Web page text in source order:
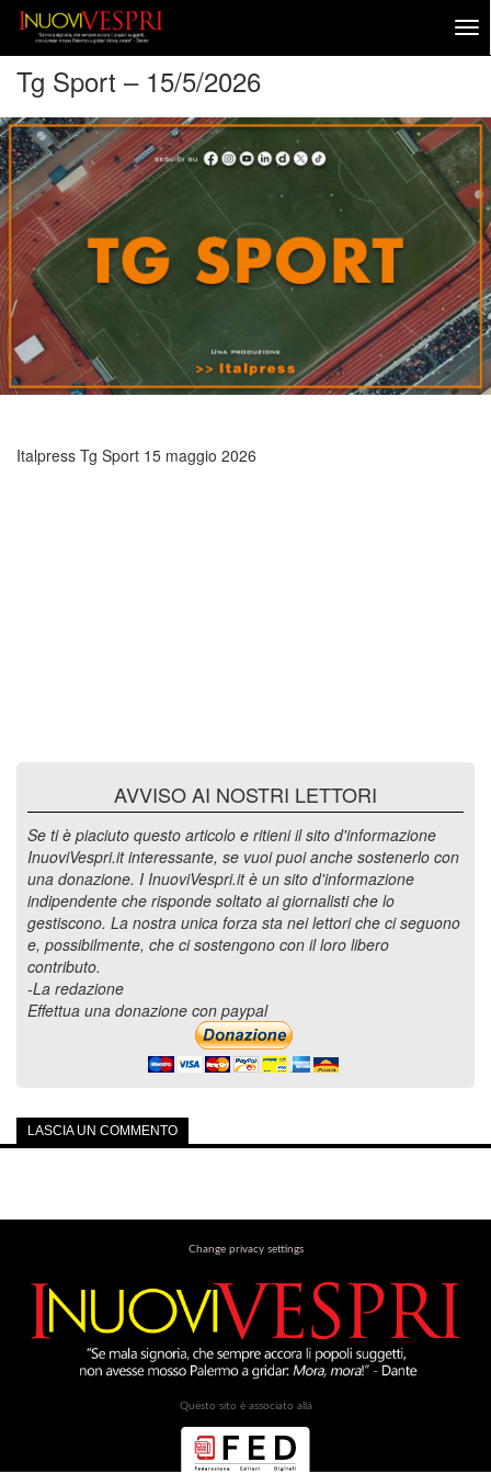
Tg Sport – 15/5/2026
Italpress Tg Sport 15 maggio 2026
AVVISO AI NOSTRI LETTORI
Se ti è piaciuto questo articolo e ritieni il sito d'informazione
InuoviVespri.it interessante, se vuoi puoi anche sostenerlo con
una donazione. I InuoviVespri.it è un sito d'informazione
indipendente che risponde soltato ai giornalisti che lo
gestiscono. La nostra unica forza sta nei lettori che ci seguono
e, possibilmente, che ci sostengono con il loro libero
contributo.
-La redazione
Effettua una donazione con paypal
LASCIA UN COMMENTO
Change privacy settings
Questo sito è associato alla